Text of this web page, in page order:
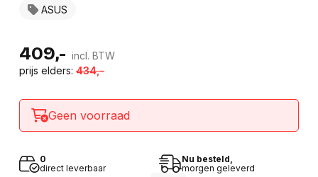
ASUS
409,- incl. BTW
prijs elders:434,-
Geen voorraad
0
direct leverbaar
Nu besteld,
morgen geleverd